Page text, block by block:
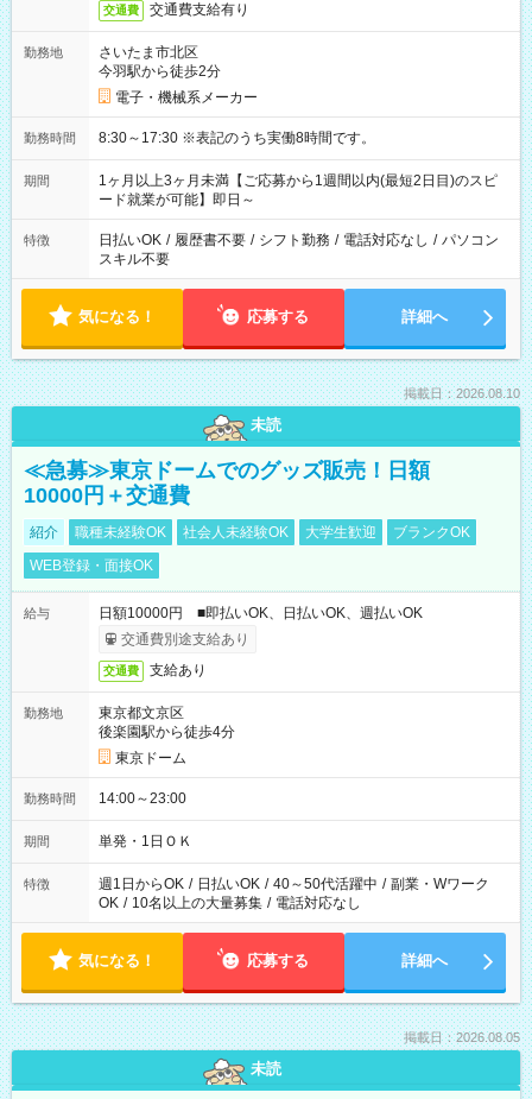
交通費 交通費支給有り
勤務地
さいたま市北区
今羽駅から徒歩2分
電子・機械系メーカー
勤務時間 8:30～17:30 ※表記のうち実働8時間です。
期間
1ヶ月以上3ヶ月未満【ご応募から1週間以内(最短2日目)のスピ
ード就業が可能】即日～
特徴 日払いOK / 履歴書不要 / シフト勤務 / 電話対応なし / パソコン
スキル不要
気になる！ 応募する 詳細へ
掲載日：2026.08.10
未読
≪急募≫東京ドームでのグッズ販売！日額
10000円＋交通費
紹介 職種未経験OK 社会人未経験OK 大学生歓迎
ブランクOK
WEB登録・面接OK
給与
日額10000円 ■即払いOK、日払いOK、週払いOK
交通費別途支給あり
交通費 支給あり
勤務地
東京都文京区
後楽園駅から徒歩4分
東京ドーム
勤務時間 14:00～23:00
期間 単発・1日ＯＫ
特徴 週1日からOK / 日払いOK / 40～50代活躍中 / 副業・Wワーク
OK / 10名以上の大量募集 / 電話対応なし
気になる！ 応募する 詳細へ
掲載日：2026.08.05
未読